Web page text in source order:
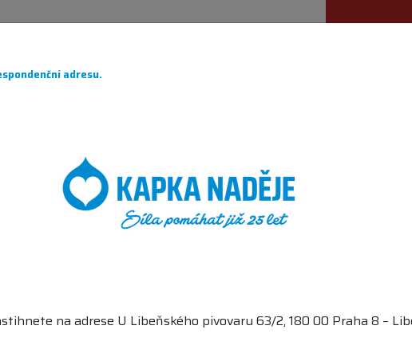
PROJEKT
TISKÁRNY
DUŠEVNÍ
HORKÉ DNY
PŘEKONAL
3 MILIONY
A.S.
adresu.
na adrese U Libeňského pivovaru 63/2, 180 00 Praha 8 –